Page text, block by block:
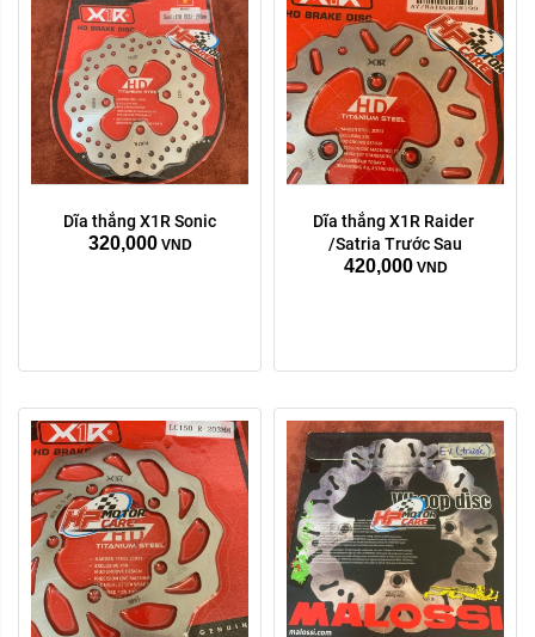
Dĩa thắng X1R Sonic
320,000 VND
Dĩa thắng X1R Raider
/Satria Trước Sau
420,000 VND
Trước Sau:
Dòng xe:
Exciter 155
Vario click